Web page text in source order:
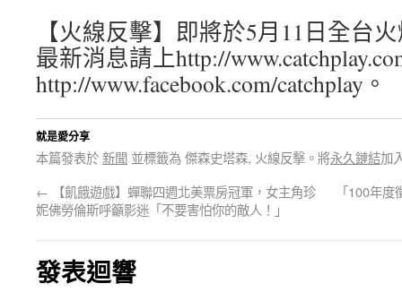
【火線反擊】即將於5月11日全台
最新消息請上http://
http://www.facebook.com/catchplay。
就是愛分享
本篇發表於新聞 並標籤為 傑森史塔森, 火線反擊。將永久鏈結加
← 【飢餓遊戲】蟬聯四週北美票房冠軍，女主角珍
妮佛勞倫斯呼籲影迷「不要害怕你的敵人！」
「100年
發表迴響